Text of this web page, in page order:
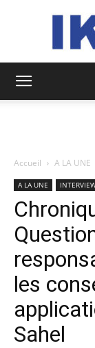
Accueil A LA UNE
A LA UNE
les
Sahel